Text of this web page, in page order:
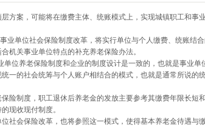
方案，可能将在缴费主体、统账模式上，实现城镇职工和事
业单位社会保险制度改革，将实行单位与个人缴费、统账结
机关事业单位特点的补充养老保险办法。
单位养老保险制度和企业的制度设计是一致的，也就是事业
一的社会统筹与个人账户相结合的模式，也就是通常所说的
险制度，职工退休后养老金的发放主要参考其缴费年限长短
现收现付制度。
社会保险改革，也将参照这一模式，使得基本养老金待遇与